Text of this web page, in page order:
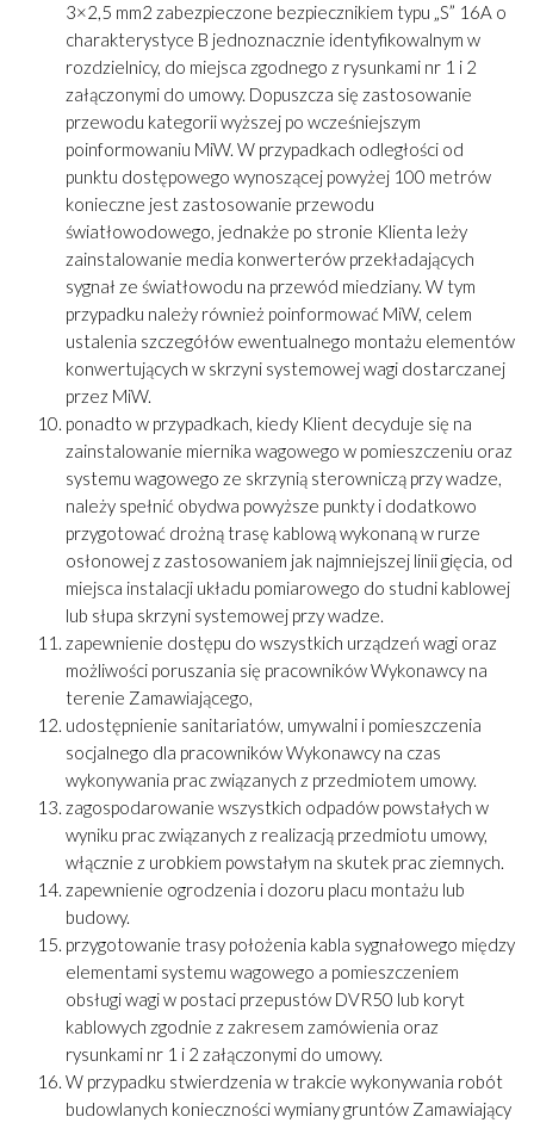
3×2,5 mm2 zabezpieczone bezpiecznikiem typu „S” 16A o
charakterystyce B jednoznacznie identyfikowalnym w
rozdzielnicy, do miejsca zgodnego z rysunkami nr 1 i 2
załączonymi do umowy. Dopuszcza się zastosowanie
przewodu kategorii wyższej po wcześniejszym
poinformowaniu MiW. W przypadkach odległości od
punktu dostępowego wynoszącej powyżej 100 metrów
konieczne jest zastosowanie przewodu
światłowodowego, jednakże po stronie Klienta leży
zainstalowanie media konwerterów przekładających
sygnał ze światłowodu na przewód miedziany. W tym
przypadku należy również poinformować MiW, celem
ustalenia szczegółów ewentualnego montażu elementów
konwertujących w skrzyni systemowej wagi dostarczanej
przez MiW.
ponadto w przypadkach, kiedy Klient decyduje się na
zainstalowanie miernika wagowego w pomieszczeniu oraz
systemu wagowego ze skrzynią sterowniczą przy wadze,
należy spełnić obydwa powyższe punkty i dodatkowo
przygotować drożną trasę kablową wykonaną w rurze
osłonowej z zastosowaniem jak najmniejszej linii gięcia, od
miejsca instalacji układu pomiarowego do studni kablowej
lub słupa skrzyni systemowej przy wadze.
zapewnienie dostępu do wszystkich urządzeń wagi oraz
możliwości poruszania się pracowników Wykonawcy na
terenie Zamawiającego,
udostępnienie sanitariatów, umywalni i pomieszczenia
socjalnego dla pracowników Wykonawcy na czas
wykonywania prac związanych z przedmiotem umowy.
zagospodarowanie wszystkich odpadów powstałych w
wyniku prac związanych z realizacją przedmiotu umowy,
włącznie z urobkiem powstałym na skutek prac ziemnych.
zapewnienie ogrodzenia i dozoru placu montażu lub
budowy.
przygotowanie trasy położenia kabla sygnałowego między
elementami systemu wagowego a pomieszczeniem
obsługi wagi w postaci przepustów DVR50 lub koryt
kablowych zgodnie z zakresem zamówienia oraz
rysunkami nr 1 i 2 załączonymi do umowy.
W przypadku stwierdzenia w trakcie wykonywania robót
budowlanych konieczności wymiany gruntów Zamawiający